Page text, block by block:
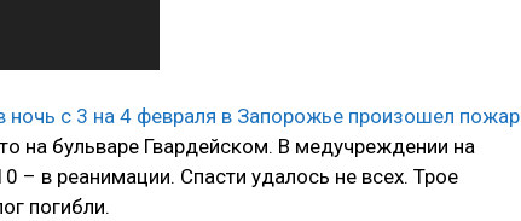
ночь с 3 на 4 февраля в Запорожье произошел пожар
на бульваре Гвардейском. В медучреждении на
– в реанимации. Спасти удалось не всех. Трое
погибли.